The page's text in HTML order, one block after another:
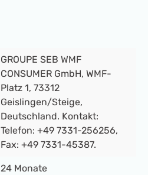
GROUPE SEB WMF
CONSUMER GmbH, WMF-
Platz 1, 73312
Geislingen/Steige,
Deutschland. Kontakt:
Telefon: +49 7331-256256,
Fax: +49 7331-45387.
24 Monate